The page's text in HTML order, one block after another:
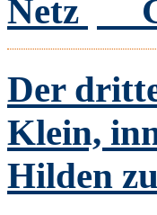
Netz
Der
Klein,
Hilden